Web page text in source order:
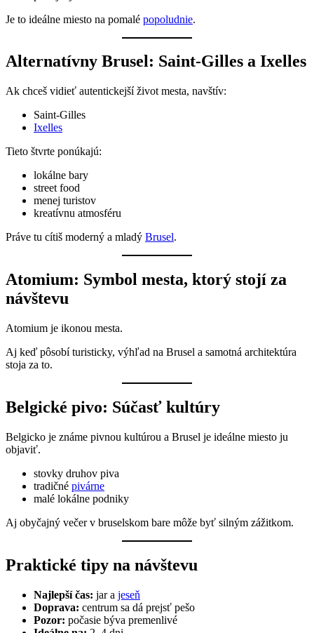
Je to ideálne miesto na pomalé popoludnie.
Alternatívny Brusel: Saint-Gilles a Ixelles
Ak chceš vidieť autentickejší život mesta, navštív:
Saint-Gilles
Ixelles
Tieto štvrte ponúkajú:
lokálne bary
street food
menej turistov
kreatívnu atmosféru
Práve tu cítiš moderný a mladý Brusel.
Atomium: Symbol mesta, ktorý stojí za
návštevu
Atomium je ikonou mesta.
Aj keď pôsobí turisticky, výhľad na Brusel a samotná architektúra
stoja za to.
Belgické pivo: Súčasť kultúry
Belgicko je známe pivnou kultúrou a Brusel je ideálne miesto ju
objaviť.
stovky druhov piva
tradičné pivárne
malé lokálne podniky
Aj obyčajný večer v bruselskom bare môže byť silným zážitkom.
Praktické tipy na návštevu
Najlepší čas: jar a jeseň
Doprava: centrum sa dá prejsť pešo
Pozor: počasie býva premenlivé